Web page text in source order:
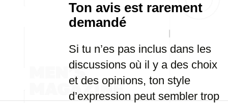
Ton avis est rarement
demandé
Si tu n’es pas inclus dans les
discussions où il y a des choix
et des opinions, ton style
d’expression peut sembler trop